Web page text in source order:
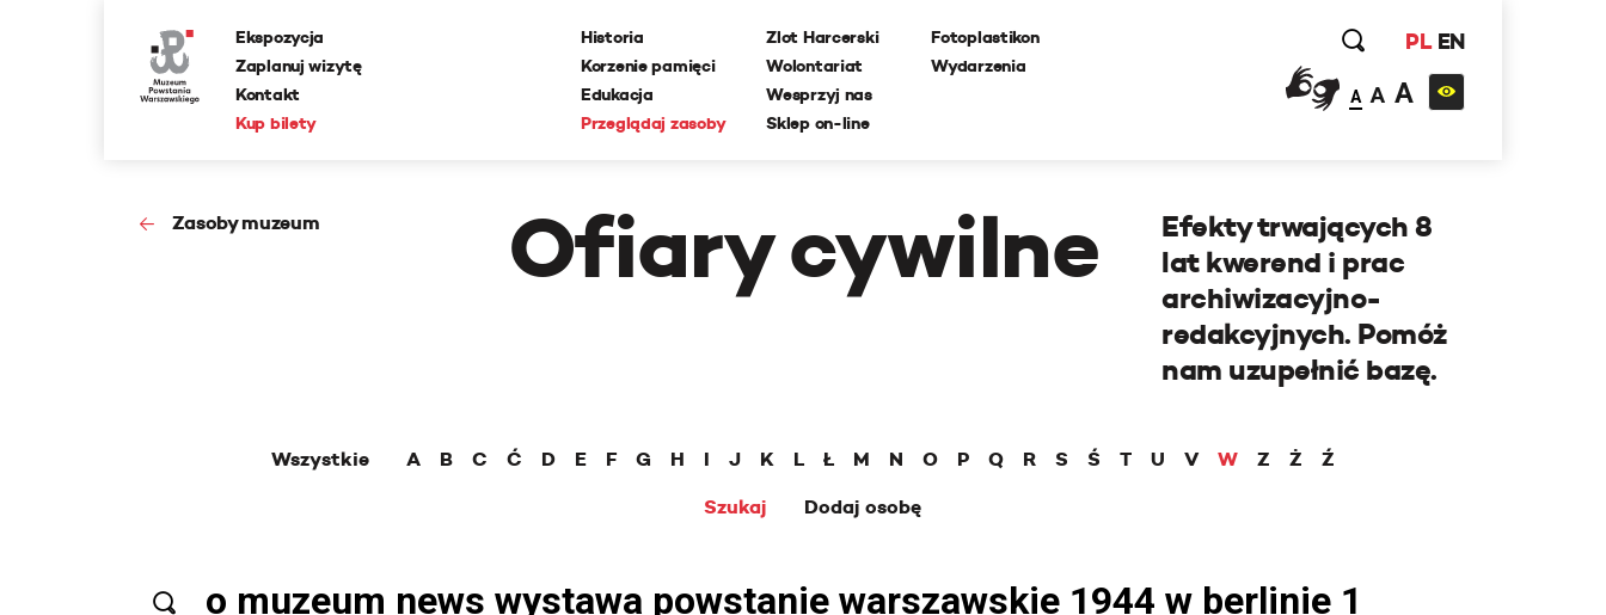
Ekspozycja
Zaplanuj wizytę
Kontakt
Kup bilety
Historia
Korzenie pamięci
Edukacja
Przeglądaj zasoby
Zlot Harcerski
Wolontariat
Wesprzyj nas
Sklep on-line
Fotoplastikon
Wydarzenia
PL EN
A A A
Zasoby muzeum Ofiary cywilne
Efekty trwających 8
lat kwerend i prac
archiwizacyjno-
redakcyjnych. Pomóż
nam uzupełnić bazę.
Wszystkie A B C Ć D E F G H I J K L Ł M N O P Q R S Ś T U V W Z Ż
Ź
Szukaj
Dodaj osobę